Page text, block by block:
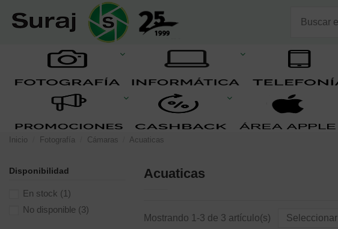
Inicio Fotografía Cámaras Acuaticas
Acuaticas
Mostrando 1-3 de 3 artículo(s) Seleccionar
Disponibilidad
En stock (1)
No disponible (3)